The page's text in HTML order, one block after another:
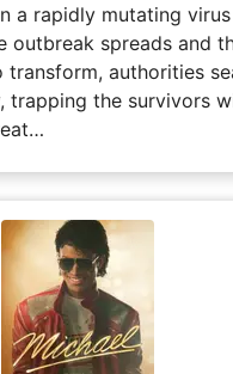
a rapidly mutating
outbreak spreads and
transform, authorities
trapping the survivors